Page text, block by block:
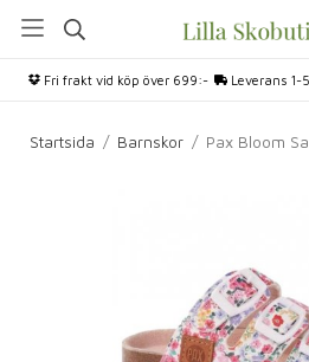
Fri frakt vid köp över 699:- Leverans 1-
Startsida / Barnskor / Pax Bloom